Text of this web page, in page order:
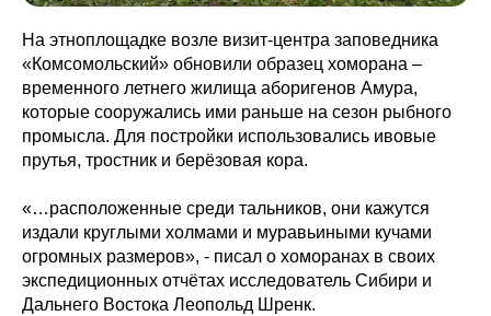
На этноплощадке возле визит-центра заповедника
«Комсомольский» обновили образец хоморана –
временного летнего жилища аборигенов Амура,
которые сооружались ими раньше на сезон рыбного
промысла. Для постройки использовались ивовые
прутья, тростник и берёзовая кора.
«…расположенные среди тальников, они кажутся
издали круглыми холмами и муравьиными кучами
огромных размеров», - писал о хоморанах в своих
экспедиционных отчётах исследователь Сибири и
Дальнего Востока Леопольд Шренк.